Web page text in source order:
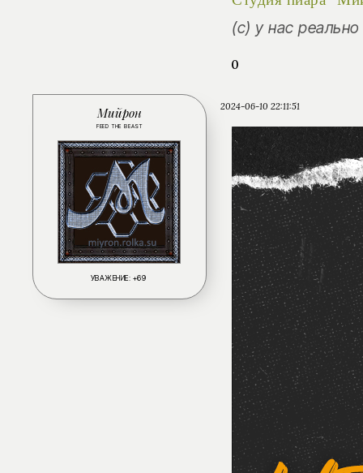
(с) у нас
0
2024-06-10 22:11:51
Мийрон
FEED THE BEAST
УВАЖЕНИЕ: +69